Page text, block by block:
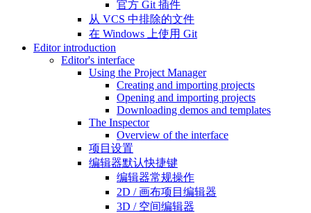
官方 Git 插件
从 VCS 中排除的文件
在 Windows 上使用 Git
Editor introduction
Editor's interface
Using the Project Manager
Creating and importing projects
Opening and importing projects
Downloading demos and templates
The Inspector
Overview of the interface
项目设置
编辑器默认快捷键
编辑器常规操作
2D / 画布项目编辑器
3D / 空间编辑器